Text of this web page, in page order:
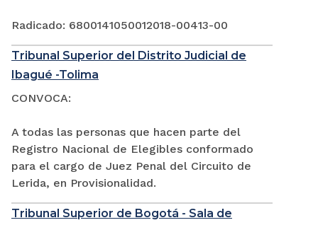
Radicado: 6800141050012018-00413-00
Tribunal Superior del Distrito Judicial de
Ibagué -Tolima
CONVOCA:
A todas las personas que hacen parte del
Registro Nacional de Elegibles conformado
para el cargo de Juez Penal del Circuito de
Lerida, en Provisionalidad.
Tribunal Superior de Bogotá - Sala de